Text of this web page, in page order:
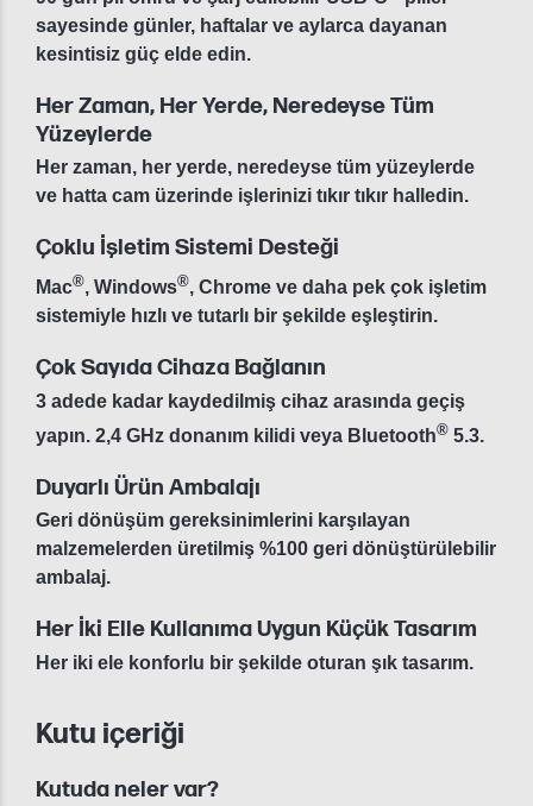
sayesinde günler, haftalar ve aylarca dayanan
kesintisiz güç elde edin.
Her Zaman, Her Yerde, Neredeyse Tüm
Yüzeylerde
Her zaman, her yerde, neredeyse tüm yüzeylerde
ve hatta cam üzerinde işlerinizi tıkır tıkır halledin.
Çoklu İşletim Sistemi Desteği
Mac®, Windows®, Chrome ve daha pek çok işletim
sistemiyle hızlı ve tutarlı bir şekilde eşleştirin.
Çok Sayıda Cihaza Bağlanın
3 adede kadar kaydedilmiş cihaz arasında geçiş
yapın. 2,4 GHz donanım kilidi veya Bluetooth® 5.3.
Duyarlı Ürün Ambalajı
Geri dönüşüm gereksinimlerini karşılayan
malzemelerden üretilmiş %100 geri dönüştürülebilir
ambalaj.
Her İki Elle Kullanıma Uygun Küçük Tasarım
Her iki ele konforlu bir şekilde oturan şık tasarım.
Kutu içeriği
Kutuda neler var?